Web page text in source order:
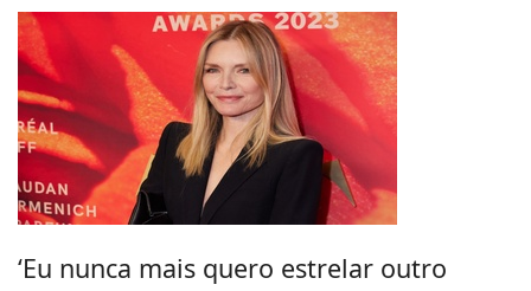
‘Eu nunca mais quero estrelar outro